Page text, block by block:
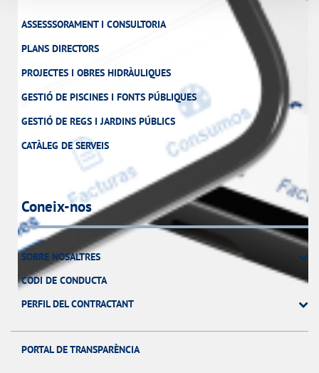
ASSESSSORAMENT I CONSULTORIA
PLANS DIRECTORS
PROJECTES I OBRES HIDRÀULIQUES
GESTIÓ DE PISCINES I FONTS PÚBLIQUES
GESTIÓ DE REGS I JARDINS PÚBLICS
CATÀLEG DE SERVEIS
Coneix-nos
SOBRE NOSALTRES
CODI DE CONDUCTA
PERFIL DEL CONTRACTANT
PORTAL DE TRANSPARÈNCIA